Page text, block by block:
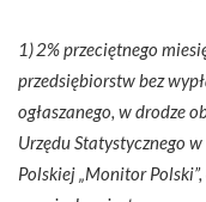
1) 2% przeciętnego
przedsiębiorstw bez
ogłaszanego, w drodze
Urzędu Statystycznego
Polskiej „Monitor